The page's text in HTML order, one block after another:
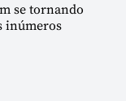
se tornando
inúmeros